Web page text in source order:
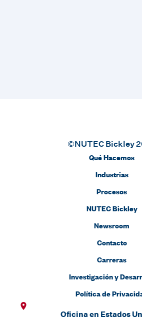
©NUTEC Bickley
Oficina en Estados
Qué Hacemos
Industrias
Procesos
NUTEC Bickley
Newsroom
Contacto
Carreras
Investigación y
Política de